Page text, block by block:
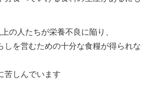
の人たちが栄養不良に陥り、
しを営むための十分な食糧が得られな
苦しんでいます